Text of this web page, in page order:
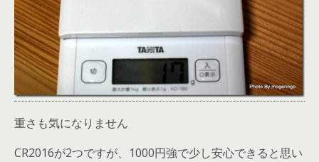
重さも気になりません
CR2016が2つですが、1000円強で少し安心できると思い